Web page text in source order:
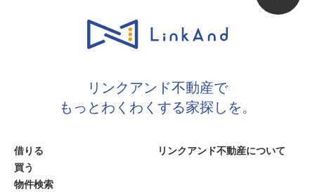
リンクアンド不動産で
もっとわくわくする家探しを。
借りる
買う
物件検索
リンクアンド不動産について